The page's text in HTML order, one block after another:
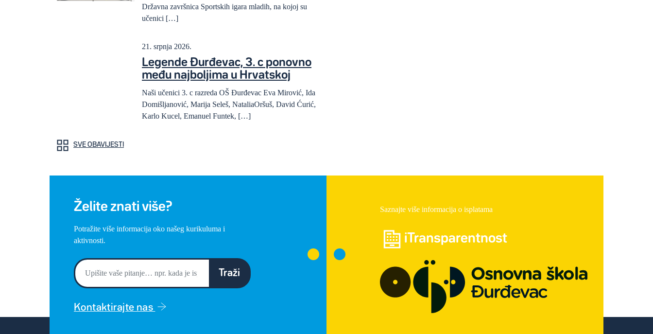
Državna završnica Sportskih igara mladih, na kojoj su
učenici […]
21. srpnja 2026.
Legende Đurđevac, 3. c ponovno
među najboljima u Hrvatskoj
Naši učenici 3. c razreda OŠ Đurđevac Eva Mirović, Ida
Domišljanović, Marija Seleš, NataliaOršuš, David Ćurić,
Karlo Kucel, Emanuel Funtek, […]
SVE OBAVIJESTI
Želite znati više?
Potražite više informacija oko našeg kurikuluma i
aktivnosti.
Traži
Kontaktirajte nas
Saznajte više informacija o isplatama
iTransparentnost